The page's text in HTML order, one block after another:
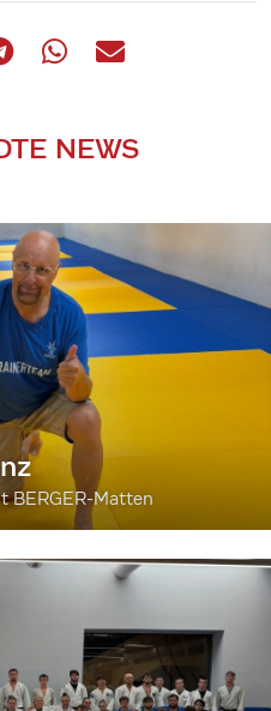
NEWS
BERGER-Matten